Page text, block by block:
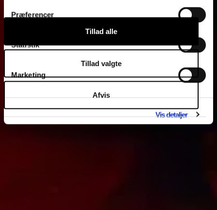
Præferencer
Statistik
Marketing
Vis detaljer
Tillad alle
Tillad valgte
Afvis